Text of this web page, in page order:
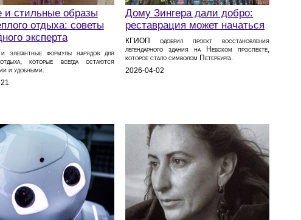
и стильные образы
отдыха: советы
эксперта
элегантные формулы нарядов для
которые всегда остаются
и удобными.
Дому Зингера дали добро:
реставрация может начаться
КГИОП одобрил проект восстановления
легендарного здания на Невском проспекте,
которое стало символом Петербурга.
2026-04-02